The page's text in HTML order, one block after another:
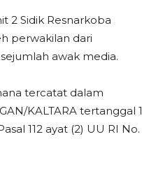
2 Sidik Resnarkoba
perwakilan dari
awak media.
tercatat dalam
KALTARA tertanggal 1
112 ayat (2) UU RI No.